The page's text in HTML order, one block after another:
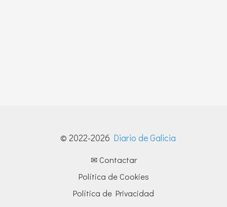
© 2022-2026 Diario de Galicia
✉ Contactar
Política de Cookies
Política de Privacidad